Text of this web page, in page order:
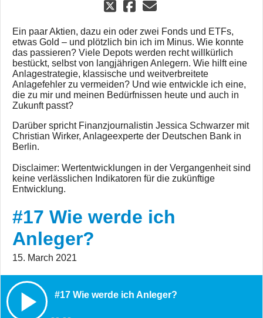
Ein paar Aktien, dazu ein oder zwei Fonds und ETFs,
etwas Gold – und plötzlich bin ich im Minus. Wie konnte
das passieren? Viele Depots werden recht willkürlich
bestückt, selbst von langjährigen Anlegern. Wie hilft eine
Anlagestrategie, klassische und weitverbreitete
Anlagefehler zu vermeiden? Und wie entwickle ich eine,
die zu mir und meinen Bedürfnissen heute und auch in
Zukunft passt?
Darüber spricht Finanzjournalistin Jessica Schwarzer mit
Christian Wirker, Anlageexperte der Deutschen Bank in
Berlin.
Disclaimer: Wertentwicklungen in der Vergangenheit sind
keine verlässlichen Indikatoren für die zukünftige
Entwicklung.
#17 Wie werde ich
Anleger?
15. March 2021
#17 Wie werde ich Anleger?